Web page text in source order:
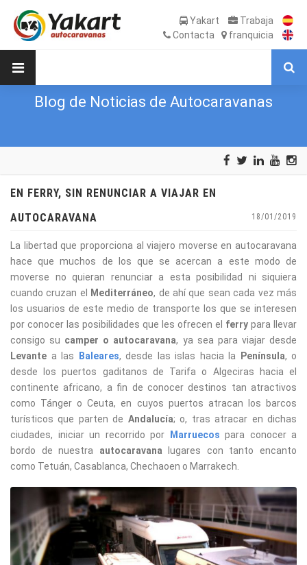
Yakart
Trabaja
Contacta
franquicia
Blog de Noticias de Autocaravanas
EN FERRY, SIN RENUNCIAR A VIAJAR EN
AUTOCARAVANA
18/01/2019
La libertad que proporciona al viajero moverse en autocaravana
hace que muchos de los que se acercan a este modo de
moverse no quieran renunciar a esta posibilidad ni siquiera
cuando cruzan el
Mediterráneo, de ahí que sean cada vez más
los usuarios de este medio de transporte los que se interesen
por conocer las posibilidades que les ofrecen el ferry para llevar
consigo su camper o autocaravana, ya sea para viajar desde
Levante a las Baleares, desde las islas hacia la Península, o
desde los puertos gaditanos de Tarifa o Algeciras hacia el
continente africano, a fin de conocer destinos tan atractivos
como Tánger o Ceuta, en cuyos puertos atracan los barcos
turísticos que parten de Andalucía; o, tras atracar en dichas
ciudades, iniciar un recorrido por
Marruecos para conocer a
bordo de nuestra autocaravana
lugares con tanto encanto
como Tetuán, Casablanca, Chechaoen o Marrakech.